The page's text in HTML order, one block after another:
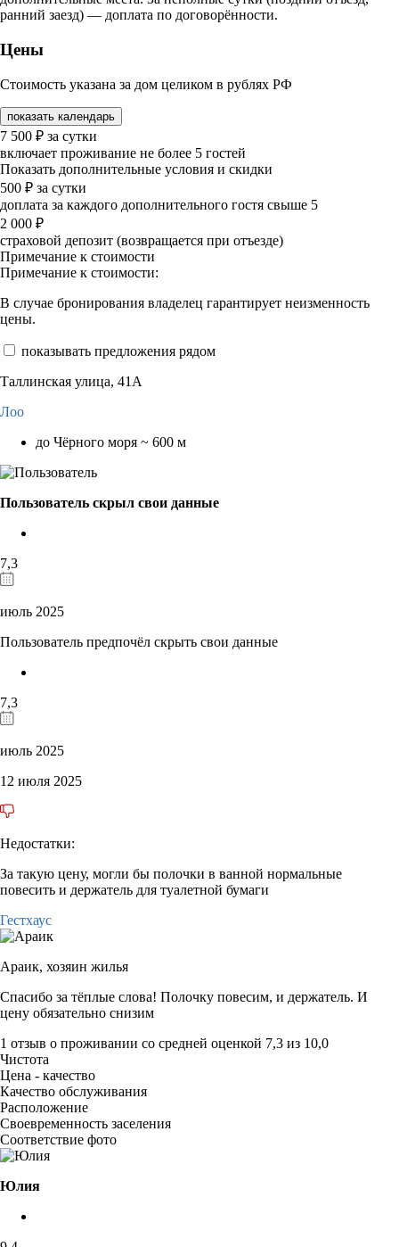
ранний заезд) — доплата по договорённости.
Цены
Стоимость указана за дом целиком в рублях РФ
показать календарь
7 500 ₽ за сутки
включает проживание не более 5 гостей
Показать дополнительные условия и скидки
500 ₽ за сутки
доплата за каждого дополнительного гостя свыше 5
2 000 ₽
страховой депозит (возвращается при отъезде)
Примечание к стоимости
Примечание к стоимости:
В случае бронирования владелец гарантирует неизменность
цены.
показывать предложения рядом
Таллинская улица, 41А
Лоо
до Чёрного моря ~ 600 м
Пользователь скрыл свои данные
7,3
июль 2025
Пользователь предпочёл скрыть свои данные
7,3
июль 2025
12 июля 2025
Недостатки:
За такую цену, могли бы полочки в ванной нормальные
повесить и держатель для туалетной бумаги
Гестхаус
Араик, хозяин жилья
Спасибо за тёплые слова! Полочку повесим, и держатель. И
цену обязательно снизим
1 отзыв о проживании со средней оценкой 7,3 из 10,0
Чистота
Цена - качество
Качество обслуживания
Расположение
Своевременность заселения
Соответствие фото
Юлия